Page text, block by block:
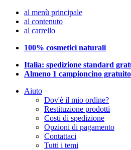
al menù principale
al contenuto
al carrello
100% cosmetici naturali
Italia: spedizione standard
Almeno 1 campioncino gratuito
Aiuto
Dov'è il mio ordine?
Restituzione prodotti
Costi di spedizione
Opzioni di pagamento
Contattaci
Tutti i temi